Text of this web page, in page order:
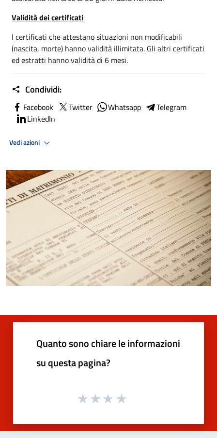
Validità dei certificati
I certificati che attestano situazioni non modificabili
(nascita, morte) hanno validità illimitata. Gli altri certificati
ed estratti hanno validità di 6 mesi.
Condividi:
Facebook Twitter Whatsapp
Telegram
LinkedIn
Vedi azioni
Quanto sono chiare le informazioni
su questa pagina?